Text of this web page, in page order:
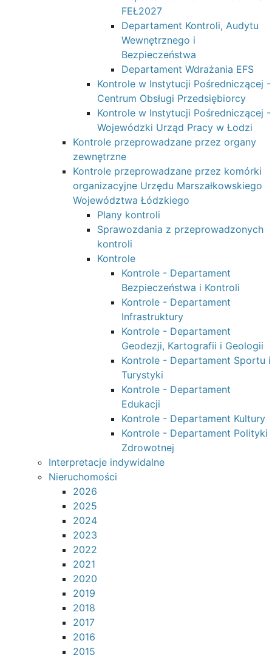
FEŁ2027
Departament Kontroli, Audytu
Wewnętrznego i
Bezpieczeństwa
Departament Wdrażania EFS
Kontrole w Instytucji Pośredniczącej -
Centrum Obsługi Przedsiębiorcy
Kontrole w Instytucji Pośredniczącej -
Wojewódzki Urząd Pracy w Łodzi
Kontrole przeprowadzane przez organy
zewnętrzne
Kontrole przeprowadzane przez komórki
organizacyjne Urzędu Marszałkowskiego
Województwa Łódzkiego
Plany kontroli
Sprawozdania z przeprowadzonych
kontroli
Kontrole
Kontrole - Departament
Bezpieczeństwa i Kontroli
Kontrole - Departament
Infrastruktury
Kontrole - Departament
Geodezji, Kartografii i Geologii
Kontrole - Departament Sportu i
Turystyki
Kontrole - Departament
Edukacji
Kontrole - Departament Kultury
Kontrole - Departament Polityki
Zdrowotnej
Interpretacje indywidalne
Nieruchomości
2026
2025
2024
2023
2022
2021
2020
2019
2018
2017
2016
2015